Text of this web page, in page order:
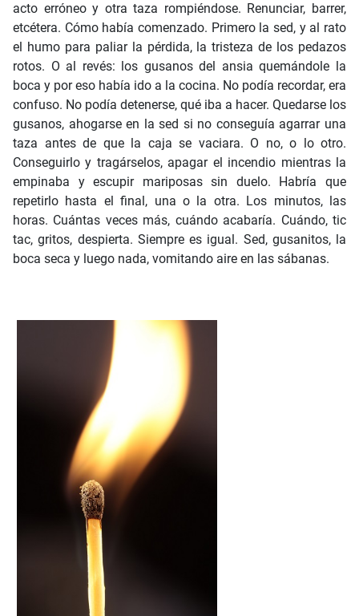
acto erróneo y otra taza rompiéndose. Renunciar, barrer,
etcétera. Cómo había comenzado. Primero la sed, y al rato
el humo para paliar la pérdida, la tristeza de los pedazos
rotos. O al revés: los gusanos del ansia quemándole la
boca y por eso había ido a la cocina. No podía recordar, era
confuso. No podía detenerse, qué iba a hacer. Quedarse los
gusanos, ahogarse en la sed si no conseguía agarrar una
taza antes de que la caja se vaciara. O no, o lo otro.
Conseguirlo y tragárselos, apagar el incendio mientras la
empinaba y escupir mariposas sin duelo. Habría que
repetirlo hasta el final, una o la otra. Los minutos, las
horas. Cuántas veces más, cuándo acabaría. Cuándo, tic
tac, gritos, despierta. Siempre es igual. Sed, gusanitos, la
boca seca y luego nada, vomitando aire en las sábanas.